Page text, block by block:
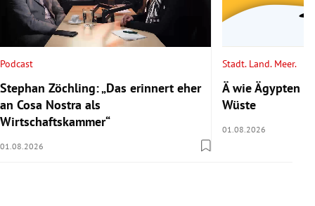
Podcast
Stephan Zöchling: „Das erinnert eher
an Cosa Nostra als
Wirtschaftskammer“
01.08.2026
Stadt. Land. Meer.
Ä wie Ägypten
Wüste
01.08.2026